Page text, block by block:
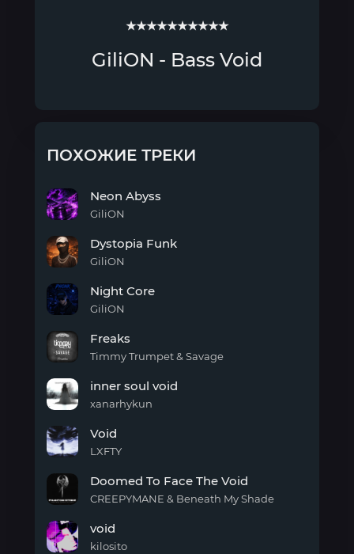
★★★★★★★★★★
GiliON - Bass Void
ПОХОЖИЕ ТРЕКИ
Abyss
Neon Abyss
GiliON
Funk
Dystopia Funk
GiliON
Core
Night Core
GiliON
Freaks
Timmy Trumpet & Savage
soul
void
inner soul void
xanarhykun
Void
LXFTY
To
Face
Doomed To Face The Void
CREEPYMANE & Beneath My Shade
void
kilosito